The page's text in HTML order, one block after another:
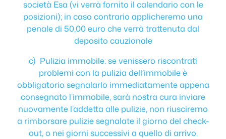
società Esa (vi verrà fornito il calendario con le
posizioni); in caso contrario applicheremo una
penale di 50,00 euro che verrà trattenuta dal
deposito cauzionale
c) Pulizia immobile: se venissero riscontrati
problemi con la pulizia dell’immobile è
obbligatorio segnalarlo immediatamente appena
consegnato l’immobile, sarà nostra cura inviare
nuovamente l’addetta alle pulizie, non riusciremo
a rimborsare pulizie segnalate il giorno del check-
out, o nei giorni successivi a quello di arrivo.